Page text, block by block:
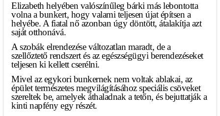
Elizabeth helyében valószínűleg bárki más lebontotta
volna a bunkert, hogy valami teljesen újat építsen a
helyébe. A fiatal nő azonban úgy döntött, átalakítja azt
saját otthonává.
A szobák elrendezése változatlan maradt, de a
szellőztető rendszert és az egészségügyi berendezéseket
teljesen ki kellett cserélni.
Mivel az egykori bunkernek nem voltak ablakai, az
épület természetes megvilágításához speciális csöveket
szereltek be, amelyek áthaladnak a tetőn, és bejuttatják a
kinti napfény egy részét.